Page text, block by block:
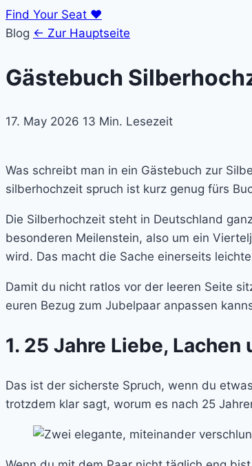
Find Your Seat ♥
Blog ← Zur Hauptseite
Gästebuch
17. May 2026 13 Min. Lesezeit
Was schreibt man in ein Gästebuch zur
silberhochzeit spruch ist kurz genug fürs
Die Silberhochzeit steht in Deutschland
besonderen Meilenstein, also um ein
wird. Das macht die Sache einerseits
Damit du nicht ratlos vor der leeren Seite
euren Bezug zum Jubelpaar anpassen
1. 25 Jahre Liebe,
Das ist der sicherste Spruch, wenn du
trotzdem klar sagt, worum es nach 25